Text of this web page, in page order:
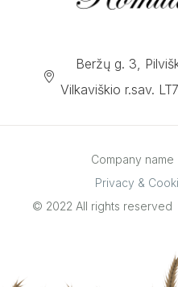
Beržų g. 3,
Vilkaviškio r.sav.
Company name
Privacy &
© 2022 All rights reserved